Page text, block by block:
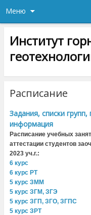
Меню
Институт
Расписание
Задания, списки
информация
Расписание учебных
аттестации студентов
2023 уч.г.:
6 курс
6 курс РТ
5 курс ЗММ
5 курс ЗГМ, ЗГЭ
5 курс ЗГП, ЗГО, ЗГПС
5 курс ЗРТ